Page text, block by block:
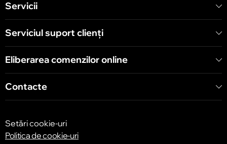
Chișinău
str. Arborilor 21, CC «Shopping MallDova»
Servicii
Serviciul suport clienţi
Eliberarea comenzilor online
Contacte
Setări cookie-uri
Politica de cookie-uri